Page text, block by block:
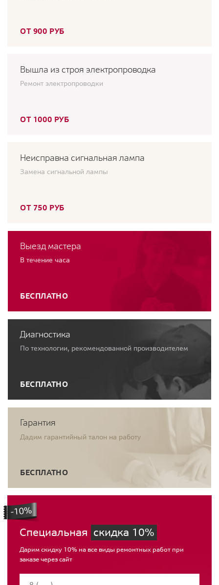
ОТ 900 РУБ
Вышла из строя электропроводка
Ремонт электропроводки
ОТ 1000 РУБ
Неисправна сигнальная лампа
Замена сигнальной лампы
ОТ 750 РУБ
Выезд мастера
В течение часа
БЕСПЛАТНО
Диагностика
По технологии, рекомендованной производителем
БЕСПЛАТНО
Гарантия
Дадим гарантийный талон на работу
БЕСПЛАТНО
Специальная скидка 10%
Дарим скидку 10% на все виды ремонтных работ при
заказе через сайт